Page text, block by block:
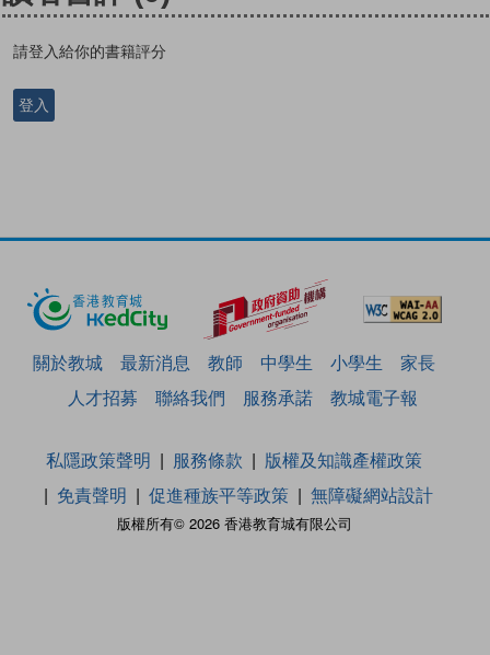
請登入給你的書籍評分
登入
關於教城 最新消息 教師 中學生 小學生
家長
人才招募
聯絡我們 服務承諾 教城電子報
版權所有© 2026 香港教育城有限公司
私隱政策聲明 服務條款
版權及知識產權政策
免責聲明
促進種族平等政策 無障礙網站設計